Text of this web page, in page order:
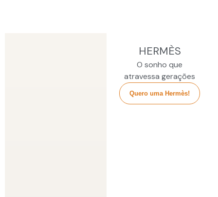
HERMÈS
O sonho que
atravessa gerações
Quero uma Hermès!